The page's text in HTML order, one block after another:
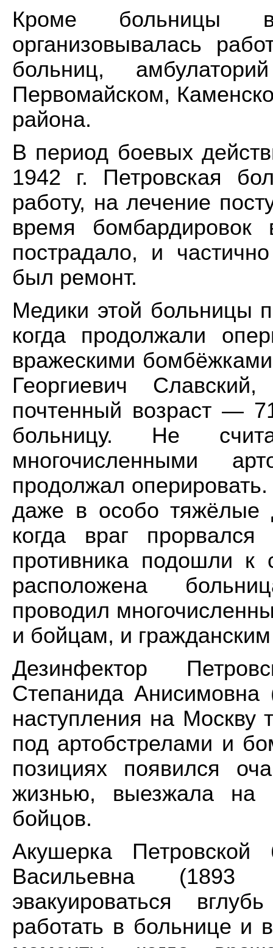
Кроме больницы
организовывалась
больниц,
Первомайском,
района.
В период боевых
1942 г. Петровская
работу, на лечение
время
пострадало, и
был ремонт.
Медики этой больницы
когда продолжали
вражескими
Георгиевич
почтенный возраст —
больницу. Не
многочисленными
продолжал
даже в особо тяжёлые
когда враг
противника подошли к
расположена
проводил
и бойцам, и
Дезинфектор
Степанида Анисимовна
наступления на Москву
под артобстрелами и
позициях появился
жизнью, выезжала на
бойцов.
Акушерка
Васильевна (1893
эвакуироваться
работать в больнице и